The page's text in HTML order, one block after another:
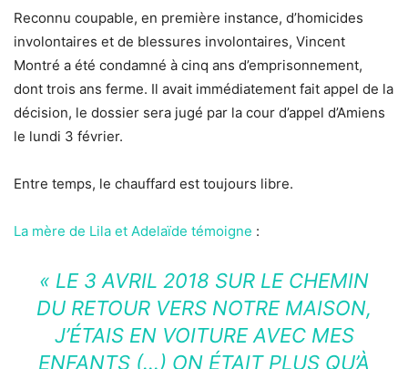
Reconnu coupable, en première instance, d’homicides
involontaires et de blessures involontaires, Vincent
Montré a été condamné à cinq ans d’emprisonnement,
dont trois ans ferme. Il avait immédiatement fait appel de la
décision, le dossier sera jugé par la cour d’appel d’Amiens
le lundi 3 février.
Entre temps, le chauffard est toujours libre.
La mère de Lila et Adelaïde témoigne :
« LE 3 AVRIL 2018 SUR LE CHEMIN
DU RETOUR VERS NOTRE MAISON,
J’ÉTAIS EN VOITURE AVEC MES
ENFANTS (…) ON ÉTAIT PLUS QU’À